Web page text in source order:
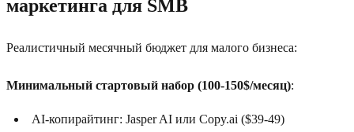
маркетинга для SMB
Реалистичный месячный бюджет для малого бизнеса:
Минимальный стартовый набор (100-150$/месяц):
AI-копирайтинг: Jasper AI или Copy.ai ($39-49)